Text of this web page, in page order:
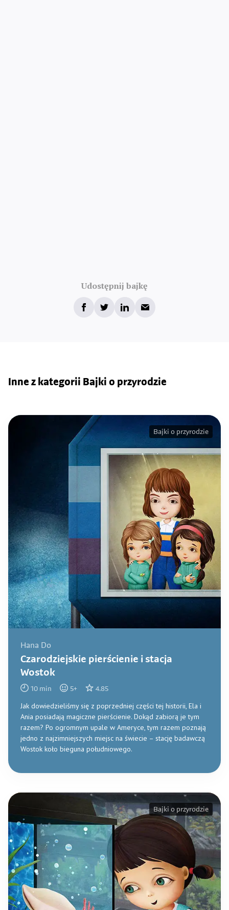
Udostępnij bajkę
Inne z kategorii Bajki o przyrodzie
Bajki o przyrodzie
Hana Do
Czarodziejskie pierścienie i stacja
Wostok
10 min 5+ 4.85
Jak dowiedzieliśmy się z poprzedniej części tej historii, Ela i
Ania posiadają magiczne pierścienie. Dokąd zabiorą je tym
razem? Po ogromnym upale w Ameryce, tym razem poznają
jedno z najzimniejszych miejsc na świecie – stację badawczą
Wostok koło bieguna południowego.
Bajki o przyrodzie